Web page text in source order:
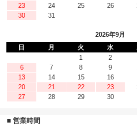
23
24 25 26
30
31
2026年9月
日
月 火 水
1
2
6
7 8 9
13
14 15 16
20
21 22 23
27
28 29 30
■ 営業時間